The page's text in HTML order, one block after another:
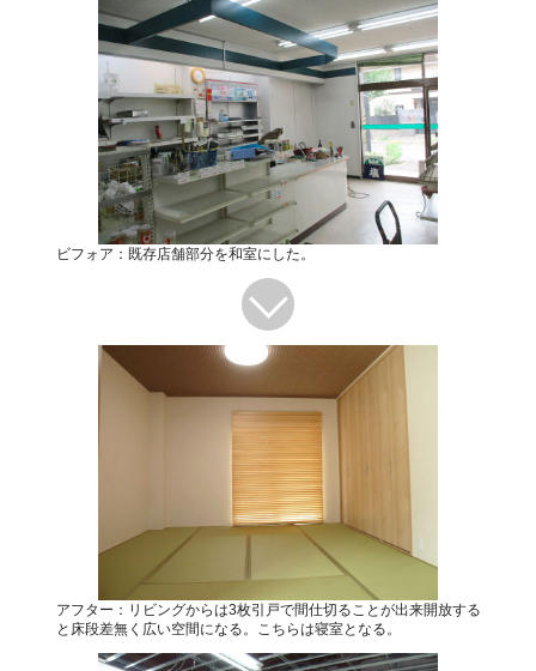
ビフォア：既存店舗部分を和室にした。
アフター：リビングからは3枚引戸で間仕切ることが出来開放する
と床段差無く広い空間になる。こちらは寝室となる。